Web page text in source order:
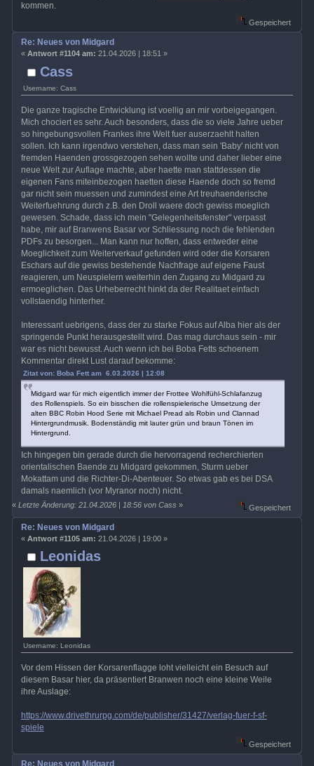
kommen.
Gespeichert
Cass
Username: Cass
Re: Neues von Midgard
« Antwort #1104 am: 21.04.2026 | 18:51 »
Die ganze tragische Entwicklung ist voellig an mir vorbeigegangen.
Mich chociert es sehr. Auch besonders, dass die so viele Jahre ueber
so hingebungsvollen Frankes ihre Welt fuer auserzaehlt halten
sollen. Ich kann irgendwo verstehen, dass man sein 'Baby' nicht von
fremden Haenden grossgezogen sehen wollte und daher lieber eine
neue Welt zur Auflage machte, aber haette man stattdessen die
eigenen Fans miteinbezogen haetten diese Haende doch so fremd
gar nicht sein muessen und zumindest eine Art treuhaenderische
Weiterfuehrung durch z.B. den Droll waere doch gewiss moeglich
gewesen. Schade, dass ich mein "Gelegenheitsfenster" verpasst
habe, mir auf Branwens Basar vor Schliessung noch die fehlenden
PDFs zu besorgen... Man kann nur hoffen, dass entweder eine
Moeglichkeit zum Weiterverkauf gefunden wird oder die Korsaren
Eschars auf die gewiss bestehende Nachfrage auf eigene Faust
reagieren, um Neuspielern weiterhin den Zugang zu Midgard zu
ermoeglichen. Das Urheberrecht hinkt da der Realitaet einfach
vollstaendig hinterher.
Interessant uebrigens, dass der zu starke Fokus auf Alba hier als der
springende Punkt herausgestellt wird. Das mag durchaus sein - mir
war es nicht bewusst. Auch wenn ich bei Boba Fetts schoenem
Kommentar direkt Lust darauf bekomme:
Zitat von: Boba Fett am 6.03.2026 | 12:08
Midgard war für mich eigentlich immer der Frottee Wohlfühl-Schlafanzug
des Rollenspiels. So ein bisschen die rollenspielerische Umsetzung der
alten BBC Robin Hood Serie mit Michael Pread als Robin und Clannad
Hintergrundmusik. Bodenständig mit lauter grün und braun Tönen im
Hintergrund.
Ich hingegen bin gerade durch die hervorragend recherchierten
orientalischen Baende zu Midgard gekommen, Sturm ueber
Mokattam und die Richter-Di-Abenteuer. So etwas gab es bei DSA
damals naemlich (vor Myranor noch) nicht.
«Letzte Änderung: 21.04.2026 | 18:56 von Cass » Gespeichert
Leonidas
Username: Leonidas
Re: Neues von Midgard
« Antwort #1105 am: 21.04.2026 | 19:00 »
Vor dem Hissen der Korsarenflagge loht vielleicht ein Besuch auf
diesem Basar hier, da präsentiert Branwen noch eine kleine Weile
ihre Auslage:
https://www.drivethrurpg.com/de/publisher/31427/verlag-fuer-f-sf-
spiele
Gespeichert
Re: Neues von Midgard